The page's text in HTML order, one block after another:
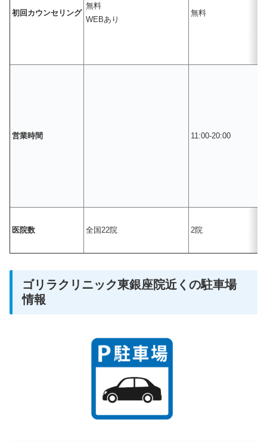
初回カウンセリング
無料
WEBあり
無料
営業時間 11:00-20:00
医院数 全国22院 2院
ゴリラクリニック東銀座院近くの駐車場
情報